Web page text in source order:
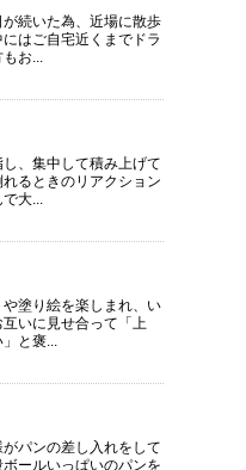
続いた為、近場に散歩
はご自宅近くまでドラ
お...
、集中して積み上げて
るときのリアクション
で大...
塗り絵を楽しまれ、い
いに見せ合って「上
と褒...
パンの差し入れをして
ールいっぱいのパンを